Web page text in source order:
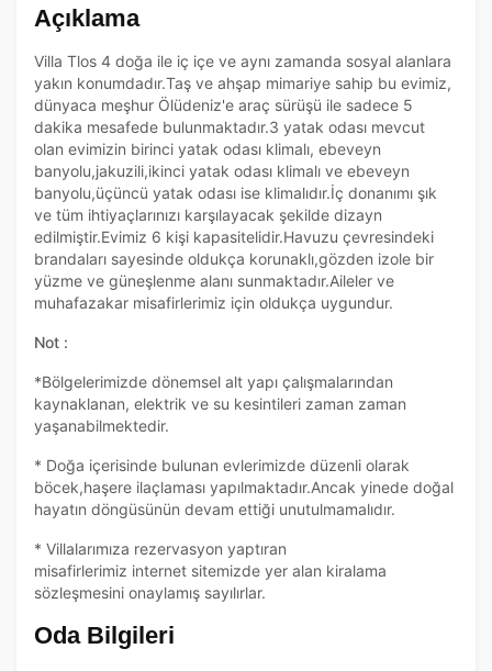
Açıklama
Villa Tlos 4 doğa ile iç içe ve aynı zamanda sosyal alanlara
yakın konumdadır.Taş ve ahşap mimariye sahip bu evimiz,
dünyaca meşhur Ölüdeniz'e araç sürüşü ile sadece 5
dakika mesafede bulunmaktadır.3 yatak odası mevcut
olan evimizin birinci yatak odası klimalı, ebeveyn
banyolu,jakuzili,ikinci yatak odası klimalı ve ebeveyn
banyolu,üçüncü yatak odası ise klimalıdır.İç donanımı şık
ve tüm ihtiyaçlarınızı karşılayacak şekilde dizayn
edilmiştir.Evimiz 6 kişi kapasitelidir.Havuzu çevresindeki
brandaları sayesinde oldukça korunaklı,gözden izole bir
yüzme ve güneşlenme alanı sunmaktadır.Aileler ve
muhafazakar misafirlerimiz için oldukça uygundur.
Not :
*Bölgelerimizde dönemsel alt yapı çalışmalarından
kaynaklanan, elektrik ve su kesintileri zaman zaman
yaşanabilmektedir.
* Doğa içerisinde bulunan evlerimizde düzenli olarak
böcek,haşere ilaçlaması yapılmaktadır.Ancak yinede doğal
hayatın döngüsünün devam ettiği unutulmamalıdır.
* Villalarımıza rezervasyon yaptıran
misafirlerimiz internet sitemizde yer alan kiralama
sözleşmesini onaylamış sayılırlar.
Oda Bilgileri